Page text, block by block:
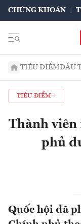
CHỨNG KHOÁN
TIÊU ĐIỂMĐẦU
TIÊU ĐIỂM
Thành viên
phủ
Quốc hội đã